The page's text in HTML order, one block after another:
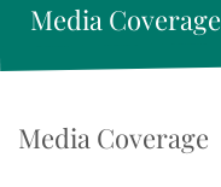
Media Coverage
Media Coverage